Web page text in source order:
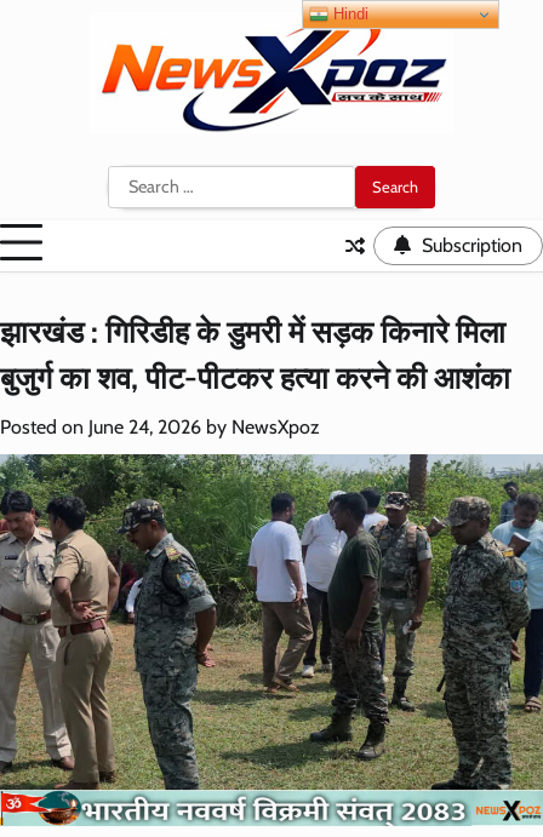
Search
for:
Subscription
झारखंड : गिरिडीह के डुमरी में सड़क किनारे मिला
बुजुर्ग का शव, पीट-पीटकर हत्या करने की आशंका
Posted on June 24, 2026 by NewsXpoz
Hindi